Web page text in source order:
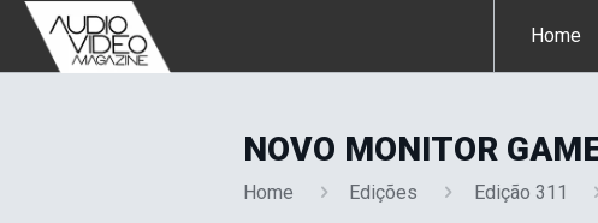
Home
NOVO MONITOR
Home Edições Edição 311